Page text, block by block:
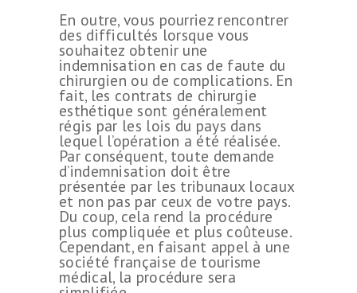
En outre, vous pourriez rencontrer
des difficultés lorsque vous
souhaitez obtenir une
indemnisation en cas de faute du
chirurgien ou de complications. En
fait, les contrats de chirurgie
esthétique sont généralement
régis par les lois du pays dans
lequel l’opération a été réalisée.
Par conséquent, toute demande
d’indemnisation doit être
présentée par les tribunaux locaux
et non pas par ceux de votre pays.
Du coup, cela rend la procédure
plus compliquée et plus coûteuse.
Cependant, en faisant appel à une
société française de tourisme
médical, la procédure sera